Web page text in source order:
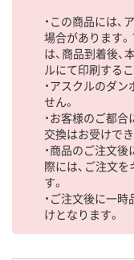
・この商品には
場合があります
は、商品到着後
ルにて印刷する
・アスクルのダ
せん。
・お客様のご都合
交換はお受けでき
・商品のご注文
際には、ご注文
す。
・ご注文後に一
けとなります。